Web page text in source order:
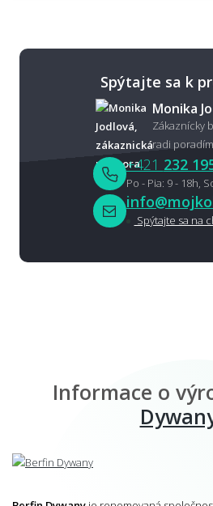
Spýtajte sa k
Monika
Zákaznícky
radi
+421 232
Po - Pia: 9 - 18h,
Spýtajte sa na
Informace o